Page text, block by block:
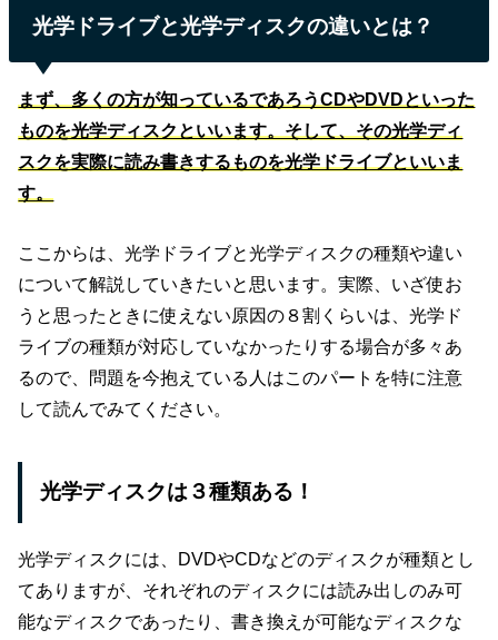
光学ドライブと光学ディスクの違いとは？
まず、多くの方が知っているであろうCDやDVDといった
ものを光学ディスクといいます。そして、その光学ディ
スクを実際に読み書きするものを光学ドライブといいま
す。
ここからは、光学ドライブと光学ディスクの種類や違い
について解説していきたいと思います。実際、いざ使お
うと思ったときに使えない原因の８割くらいは、光学ド
ライブの種類が対応していなかったりする場合が多々あ
るので、問題を今抱えている人はこのパートを特に注意
して読んでみてください。
光学ディスクは３種類ある！
光学ディスクには、DVDやCDなどのディスクが種類とし
てありますが、それぞれのディスクには読み出しのみ可
能なディスクであったり、書き換えが可能なディスクな